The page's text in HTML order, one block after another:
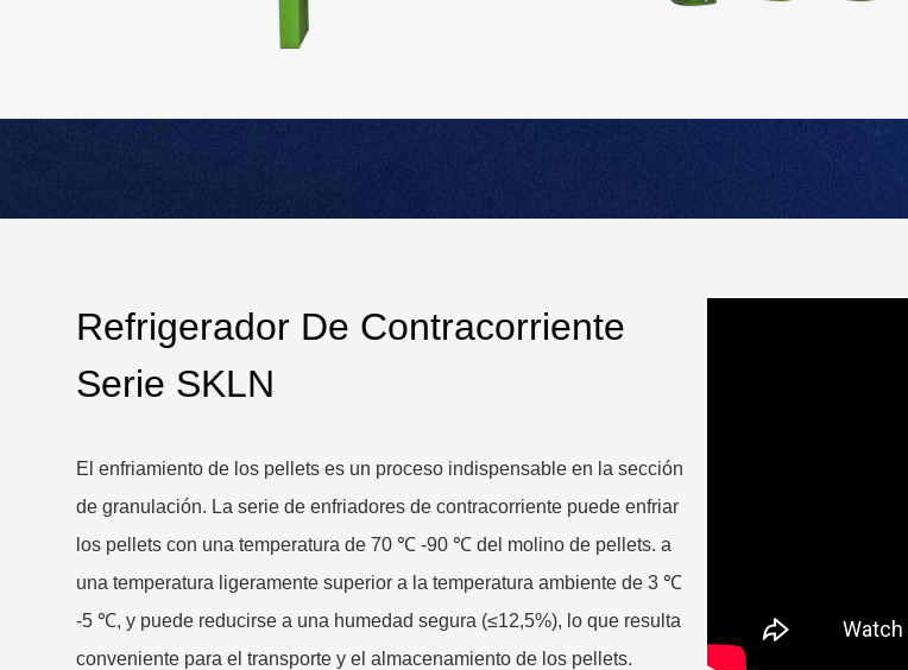
Refrigerador De Contracorriente
Serie SKLN
El enfriamiento de los pellets es un proceso indispensable en la sección
de granulación. La serie de enfriadores de contracorriente puede enfriar
los pellets con una temperatura de 70 ℃ -90 ℃ del molino de pellets. a
una temperatura ligeramente superior a la temperatura ambiente de 3 ℃
-5 ℃, y puede reducirse a una humedad segura (≤12,5%), lo que resulta
conveniente para el transporte y el almacenamiento de los pellets.